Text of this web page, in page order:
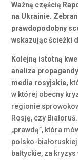
Ważną częścią
na Ukrainie.
prawdopodobny
wskazując ścieżki
Kolejną istotną
analiza
media rosyjskie,
w której obecny
regionie
Rosję, czy
„prawdą”, która
polsko-
bałtyckie, za